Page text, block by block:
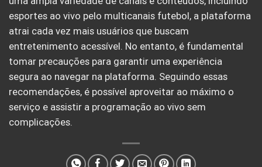
esportes ao vivo pelo multicanais futebol, a plataforma
atrai cada vez mais usuários que buscam
entretenimento acessível. No entanto, é fundamental
tomar precauções para garantir uma experiência
segura ao navegar na plataforma. Seguindo essas
recomendações, é possível aproveitar ao máximo o
serviço e assistir a programação ao vivo sem
complicações.